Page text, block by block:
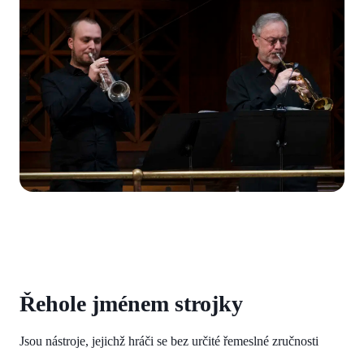
Řehole jménem strojky
Jsou nástroje, jejichž hráči se bez určité řemeslné zručnosti